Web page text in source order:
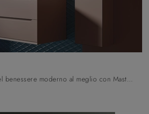
Arreda la stanza del benessere moderno al meglio con Master 05, mobili bagno sospesi e complementi in laccato opaco di Arbi.